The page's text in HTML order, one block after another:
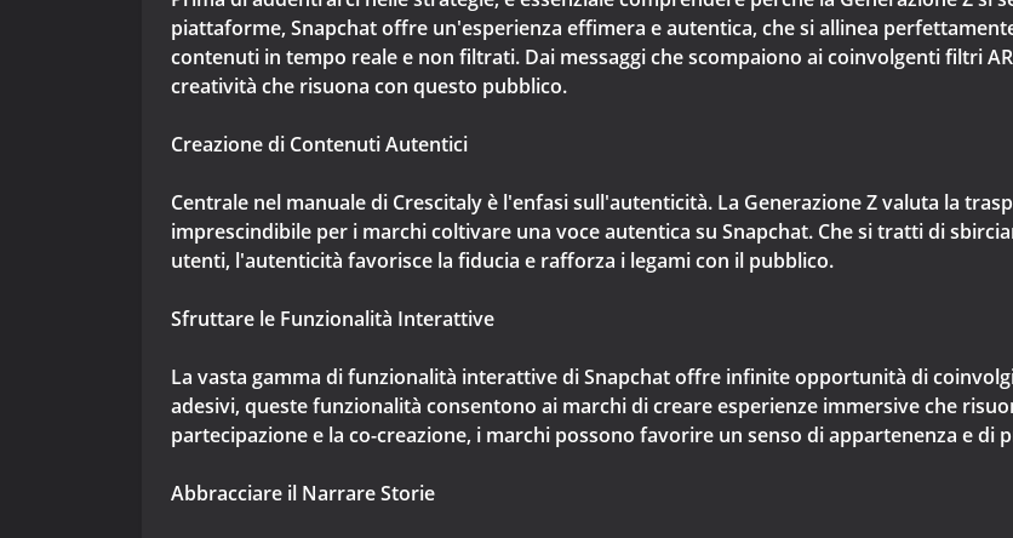
piattaforme, Snapchat offre un'esperienza effimera e autentica, che si allinea
contenuti in tempo reale e non filtrati. Dai messaggi che scompaiono ai coinvolgenti filtri
creatività che risuona con questo pubblico.
Creazione di Contenuti Autentici
Centrale nel manuale di Crescitaly è l'enfasi sull'autenticità. La Generazione Z valuta la
imprescindibile per i marchi coltivare una voce autentica su Snapchat. Che si tratti di
utenti, l'autenticità favorisce la fiducia e rafforza i legami con il pubblico.
Sfruttare le Funzionalità Interattive
La vasta gamma di funzionalità interattive di Snapchat offre infinite opportunità di
adesivi, queste funzionalità consentono ai marchi di creare esperienze immersive che
partecipazione e la co-creazione, i marchi possono favorire un senso di appartenenza e di
Abbracciare il Narrare Storie